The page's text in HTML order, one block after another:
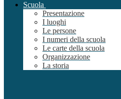
Scuola
Presentazione
I luoghi
Le persone
I numeri della scuola
Le carte della scuola
Organizzazione
La storia